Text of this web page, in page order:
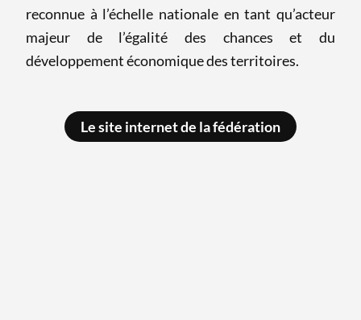
reconnue à l’échelle nationale en tant qu’acteur
majeur de l’égalité des chances et du
développement économique des territoires.
Le site internet de la fédération